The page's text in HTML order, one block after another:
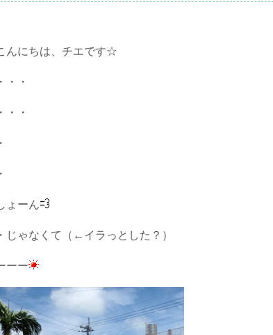
んにちは、チエです☆
・・
・・
ょーん
じゃなくて（←イラっとした？）
ーー